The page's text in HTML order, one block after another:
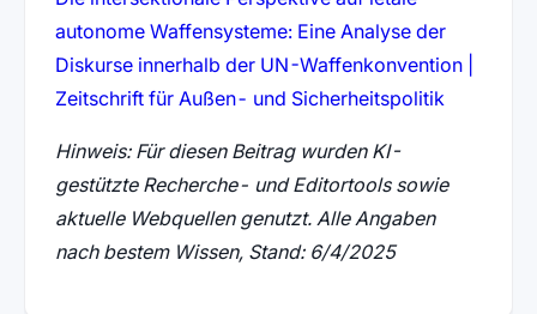
autonome Waffensysteme: Eine Analyse der
Diskurse innerhalb der UN-Waffenkonvention |
Zeitschrift für Außen- und Sicherheitspolitik(öffnet in
Hinweis: Für diesen Beitrag wurden KI-
gestützte Recherche- und Editortools sowie
aktuelle Webquellen genutzt. Alle Angaben
nach bestem Wissen, Stand: 6/4/2025